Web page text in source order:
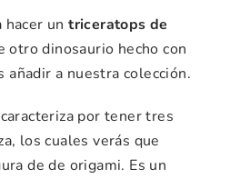
hacer untriceratops de
otro dinosaurio hecho con
añadir a nuestra colección.
por tener tres
los cuales verás que
de de origami. Es un